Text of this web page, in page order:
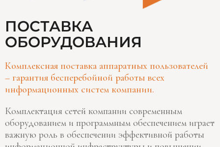
ПОСТАВКА
ОБОРУДОВАНИЯ
Комплексная поставка аппаратных пользователей
– гарантия бесперебойной работы всех
информационных систем компании.
Комплектация сетей компании современным
оборудованием и программным обеспечением играет
важную роль в обеспечении эффективной работы